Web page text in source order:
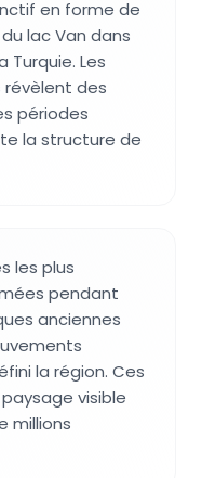
en forme de
lac Van dans
Les
des
périodes
la structure de
les plus
pendant
anciennes
la région. Ces
visible
millions